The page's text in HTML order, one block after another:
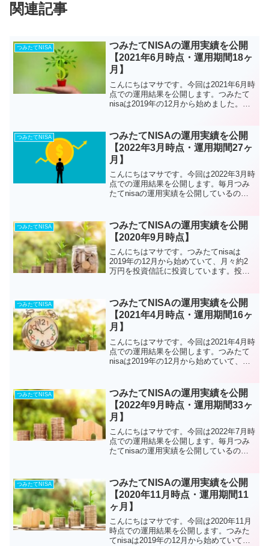
関連記事
つみたてNISA
つみたてNISAの運用実績を公開
【2021年6月時点・運用期間18ヶ
月】
こんにちはマサです。今回は2021年6月時
点での運用結果を公開します。つみたて
nisaは2019年の12月から始めました。最
で、月々3万3000円を投資しています。こ
れ...
つみたてNISA
つみたてNISAの運用実績を公開
【2022年3月時点・運用期間27ヶ
月】
こんにちはマサです。今回は2022年3月時
点での運用結果を公開します。毎月つみ
たてnisaの運用実績を公開しているので
てnisaで投資をしていて、特定口座で
も...
つみたてNISA
つみたてNISAの運用実績を公開
【2020年9月時点】
こんにちはマサです。つみたてnisaは
2019年の12月から始めていて、月々約2
万円を投資信託に投資しています。投資
得な制度だと思い始めることにしまし
た。前回は20...
つみたてNISA
つみたてNISAの運用実績を公開
【2021年4月時点・運用期間16ヶ
月】
こんにちはマサです。今回は2021年4月時
点での運用結果を公開します。つみたて
nisaは2019年の12月から始めていて、最
で、月々3万3000円を投資しています。つ
み...
つみたてNISA
つみたてNISAの運用実績を公開
【2022年9月時点・運用期間33ヶ
月】
こんにちはマサです。今回は2022年7月時
点での運用結果を公開します。毎月つみ
たてnisaの運用実績を公開しているので
てnisaで投資をしていて、特定口座で
も...
つみたてNISA
つみたてNISAの運用実績を公開
【2020年11月時点・運用期間11
ヶ月】
こんにちはマサです。今回は2020年11月
時点での運用結果を公開します。つみた
てnisaは2019年の12月から始めていて、